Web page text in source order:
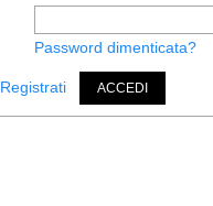
Password dimenticata?
Registrati ACCEDI